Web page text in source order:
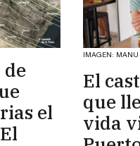
el
IMAGEN: MANU
El
que
vida